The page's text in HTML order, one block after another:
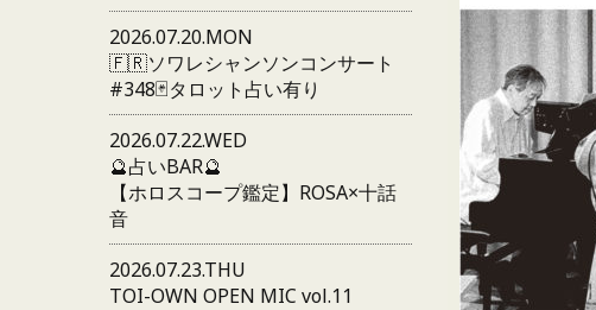
2026.07.20.MON
🇫🇷ソワレシャンソンコンサート
#348🃏タロット占い有り
2026.07.22.WED
🔮占いBAR🔮
【ホロスコープ鑑定】ROSA×十話
音
2026.07.23.THU
TOI-OWN OPEN MIC vol.11